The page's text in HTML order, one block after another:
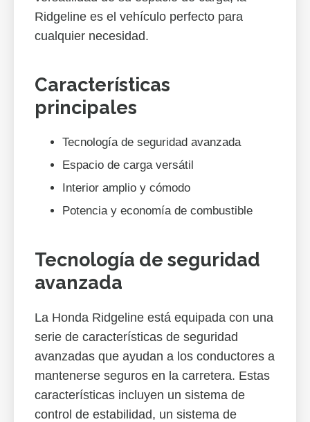
Ridgeline es el vehículo perfecto para
cualquier necesidad.
Características
principales
Tecnología de seguridad avanzada
Espacio de carga versátil
Interior amplio y cómodo
Potencia y economía de combustible
Tecnología de seguridad
avanzada
La Honda Ridgeline está equipada con una
serie de características de seguridad
avanzadas que ayudan a los conductores a
mantenerse seguros en la carretera. Estas
características incluyen un sistema de
control de estabilidad, un sistema de